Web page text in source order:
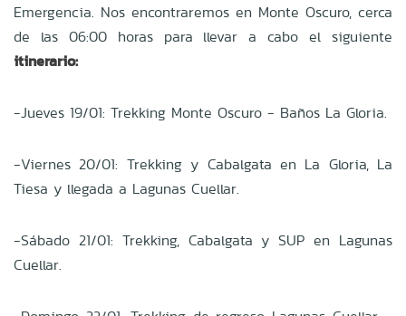
Emergencia. Nos encontraremos en Monte Oscuro, cerca
de las 06:00 horas para llevar a cabo el siguiente
itinerario:
-Jueves 19/01: Trekking Monte Oscuro - Baños La Gloria.
-Viernes 20/01: Trekking y Cabalgata en La Gloria, La
Tiesa y llegada a Lagunas Cuellar.
-Sábado 21/01: Trekking, Cabalgata y SUP en Lagunas
Cuellar.